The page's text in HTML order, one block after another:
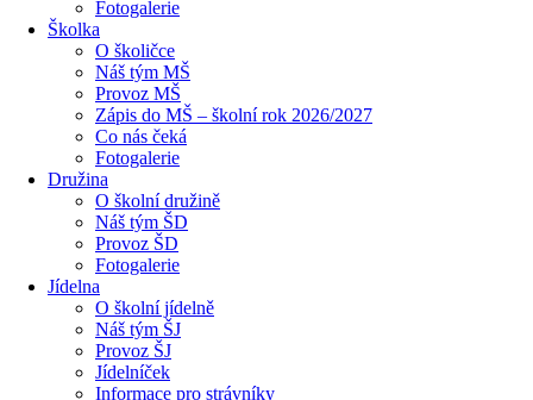
Fotogalerie
Školka
O školičce
Náš tým MŠ
Provoz MŠ
Zápis do MŠ – školní rok 2026/2027
Co nás čeká
Fotogalerie
Družina
O školní družině
Náš tým ŠD
Provoz ŠD
Fotogalerie
Jídelna
O školní jídelně
Náš tým ŠJ
Provoz ŠJ
Jídelníček
Informace pro strávníky